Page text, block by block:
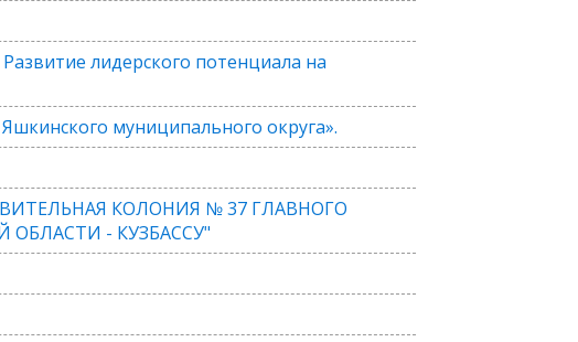
лидерского потенциала на
муниципального округа».
КОЛОНИЯ № 37 ГЛАВНОГО
- КУЗБАССУ"